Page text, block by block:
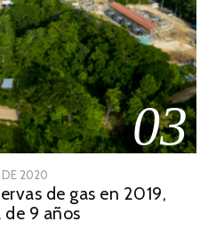
03
DE 2020
DE
JULIO
de gas en 2019,
9 años